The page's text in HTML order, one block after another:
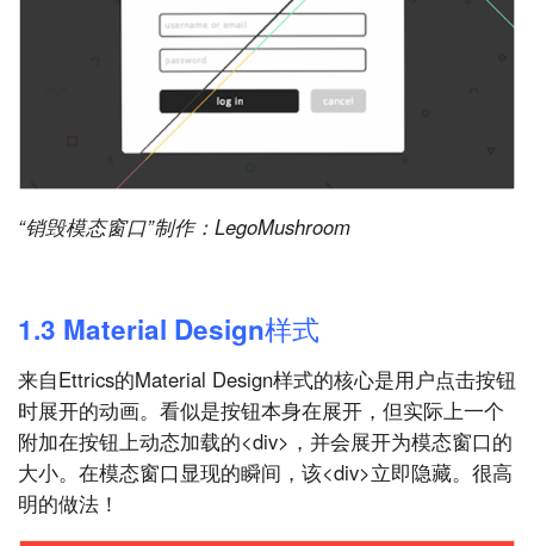
“销毁模态窗口”制作：LegoMushroom
1.3 Material Design样式
来自Ettrics的Material Design样式的核心是用户点击按钮
时展开的动画。看似是按钮本身在展开，但实际上一个
附加在按钮上动态加载的<div>，并会展开为模态窗口的
大小。在模态窗口显现的瞬间，该<div>立即隐藏。很高
明的做法！